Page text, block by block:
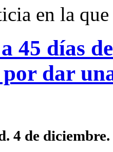
en la
45 días
dar
4 de diciembre.